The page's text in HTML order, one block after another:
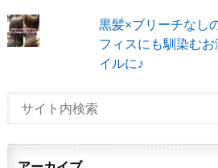
黒髪×ブリーチなし
フィスにも馴染む
イルに♪